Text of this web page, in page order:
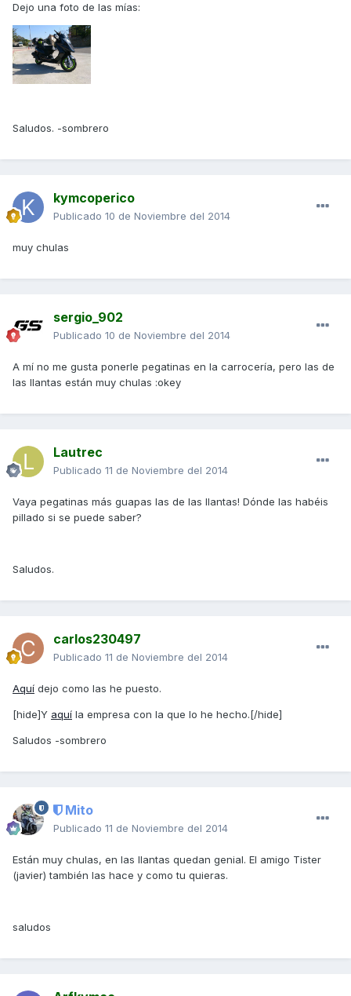
Dejo una foto de las mías:
Saludos. -sombrero
kymcoperico
Publicado 10 de Noviembre del 2014
muy chulas
sergio_902
Publicado 10 de Noviembre del 2014
A mí no me gusta ponerle pegatinas en la carrocería, pero las de
las llantas están muy chulas :okey
Lautrec
Publicado 11 de Noviembre del 2014
Vaya pegatinas más guapas las de las llantas! Dónde las habéis
pillado si se puede saber?
Saludos.
carlos230497
Publicado 11 de Noviembre del 2014
Aquí dejo como las he puesto.
[hide]Y aquí la empresa con la que lo he hecho.[/hide]
Saludos -sombrero
Mito
Publicado 11 de Noviembre del 2014
Están muy chulas, en las llantas quedan genial. El amigo Tister
(javier) también las hace y como tu quieras.
saludos